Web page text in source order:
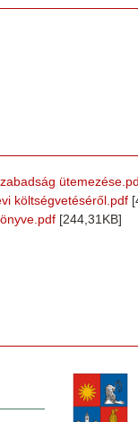
költségvetéséről.pdf
[244,31KB]